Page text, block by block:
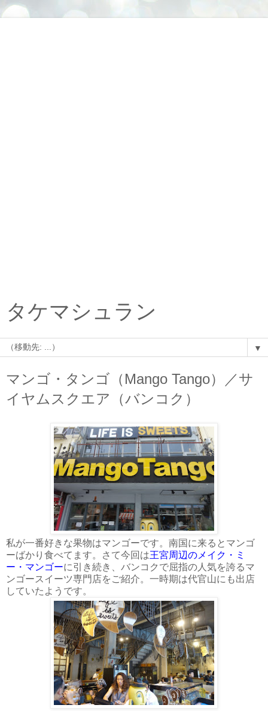
タケマシュラン
▼
マンゴ・タンゴ（Mango Tango）／サ
イヤムスクエア（バンコク）
私が一番好きな果物はマンゴーです。南国に来るとマンゴ
ーばかり食べてます。さて今回は王宮周辺のメイク・ミ
ー・マンゴーに引き続き、バンコクで屈指の人気を誇るマ
ンゴースイーツ専門店をご紹介。一時期は代官山にも出店
していたようです。